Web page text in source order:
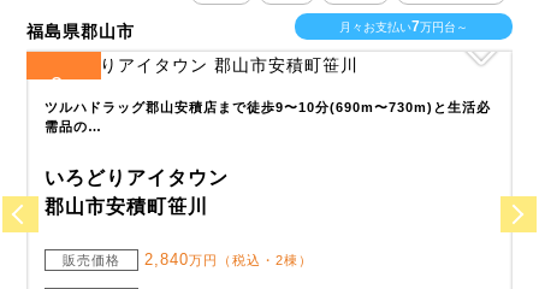
福島県郡山市 月々お支払い7万円台～
2
ツルハドラッグ郡山安積店まで徒歩9〜10分(690m〜730m)と生活必
需品の…
いろどりアイタウン
郡山市安積町笹川
販売価格 2,840万円（税込・2棟）